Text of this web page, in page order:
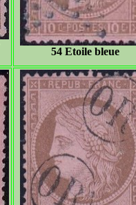
54 Etoile bleue